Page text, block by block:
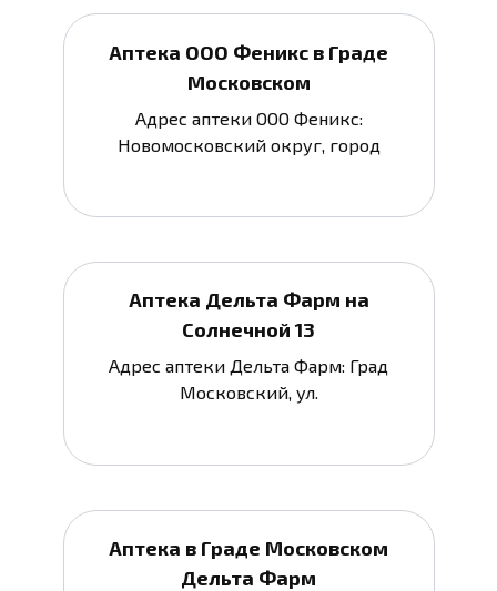
Аптека ООО Феникс в Граде
Московском
Адрес аптеки ООО Феникс:
Новомосковский округ, город
Аптека Дельта Фарм на
Солнечной 13
Адрес аптеки Дельта Фарм: Град
Московский, ул.
Аптека в Граде Московском
Дельта Фарм